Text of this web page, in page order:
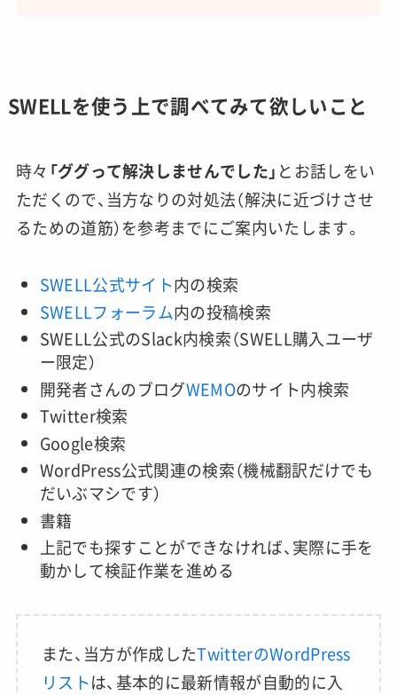
SWELLを使う上で調べてみて欲しいこと
時々 「ググって解決しませんでした」 とお話しをい
ただくので、当方なりの対処法（解決に近づけさせ
るための道筋）を参考までにご案内いたします。
SWELL公式サイト内の検索
SWELLフォーラム内の投稿検索
SWELL公式のSlack内検索（SWELL購入ユーザ
ー限定）
開発者さんのブログWEMOのサイト内検索
Twitter検索
Google検索
WordPress公式関連の検索（機械翻訳だけでも
だいぶマシです）
書籍
上記でも探すことができなければ、実際に手を
動かして検証作業を進める
また、当方が作成したTwitterのWordPress
リストは、基本的に最新情報が自動的に入